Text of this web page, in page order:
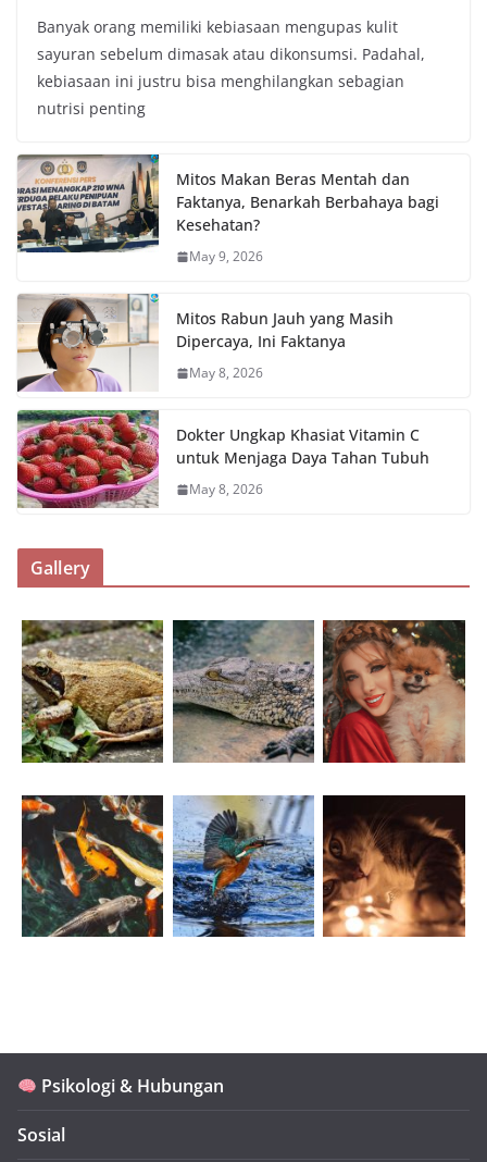
Banyak orang memiliki kebiasaan mengupas kulit
sayuran sebelum dimasak atau dikonsumsi. Padahal,
kebiasaan ini justru bisa menghilangkan sebagian
nutrisi penting
Mitos Makan Beras Mentah dan
Faktanya, Benarkah Berbahaya bagi
Kesehatan?
May 9, 2026
Mitos Rabun Jauh yang Masih
Dipercaya, Ini Faktanya
May 8, 2026
Dokter Ungkap Khasiat Vitamin C
untuk Menjaga Daya Tahan Tubuh
May 8, 2026
Gallery
Psikologi & Hubungan
Sosial